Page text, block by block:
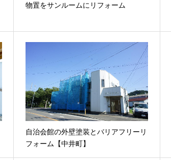
物置をサンルームにリフォーム
自治会館の外壁塗装とバリアフリーリ
フォーム【中井町】